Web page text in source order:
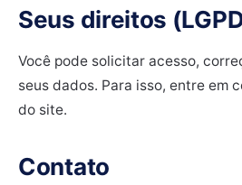
Seus direitos
Você pode solicitar acesso,
seus dados. Para isso, entre em
do site.
Contato